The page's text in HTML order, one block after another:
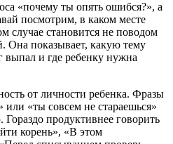
«почему ты опять ошибся?», а
посмотрим, в каком месте
случае становится не поводом
Она показывает, какую тему
выпал и где ребенку нужна
от личности ребенка. Фразы
«ты совсем не стараешься»
продуктивнее говорить
корень», «В этом